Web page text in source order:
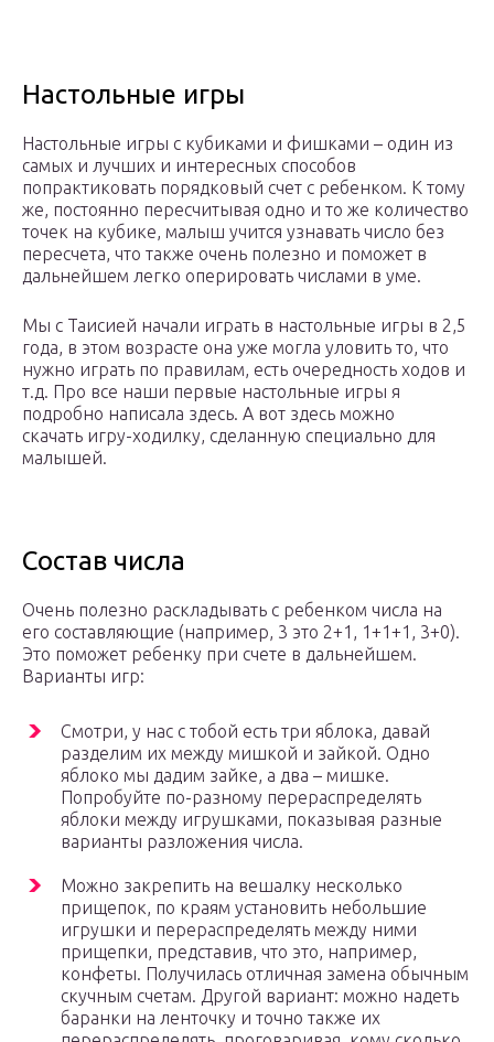
Настольные игры
Настольные игры с кубиками и фишками – один из
самых и лучших и интересных способов
попрактиковать порядковый счет с ребенком. К тому
же, постоянно пересчитывая одно и то же количество
точек на кубике, малыш учится узнавать число без
пересчета, что также очень полезно и поможет в
дальнейшем легко оперировать числами в уме.
Мы с Таисией начали играть в настольные игры в 2,5
года, в этом возрасте она уже могла уловить то, что
нужно играть по правилам, есть очередность ходов и
т.д. Про все наши первые настольные игры я
подробно написала здесь. А вот здесь можно
скачать игру-ходилку, сделанную специально для
малышей.
Состав числа
Очень полезно раскладывать с ребенком числа на
его составляющие (например, 3 это 2+1, 1+1+1, 3+0).
Это поможет ребенку при счете в дальнейшем.
Варианты игр:
Смотри, у нас с тобой есть три яблока, давай
разделим их между мишкой и зайкой. Одно
яблоко мы дадим зайке, а два – мишке.
Попробуйте по-разному перераспределять
яблоки между игрушками, показывая разные
варианты разложения числа.
Можно закрепить на вешалку несколько
прищепок, по краям установить небольшие
игрушки и перераспределять между ними
прищепки, представив, что это, например,
конфеты. Получилась отличная замена обычным
скучным счетам. Другой вариант: можно надеть
баранки на ленточку и точно также их